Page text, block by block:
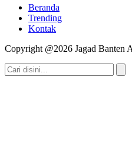
Beranda
Trending
Kontak
Copyright @2026 Jagad Banten